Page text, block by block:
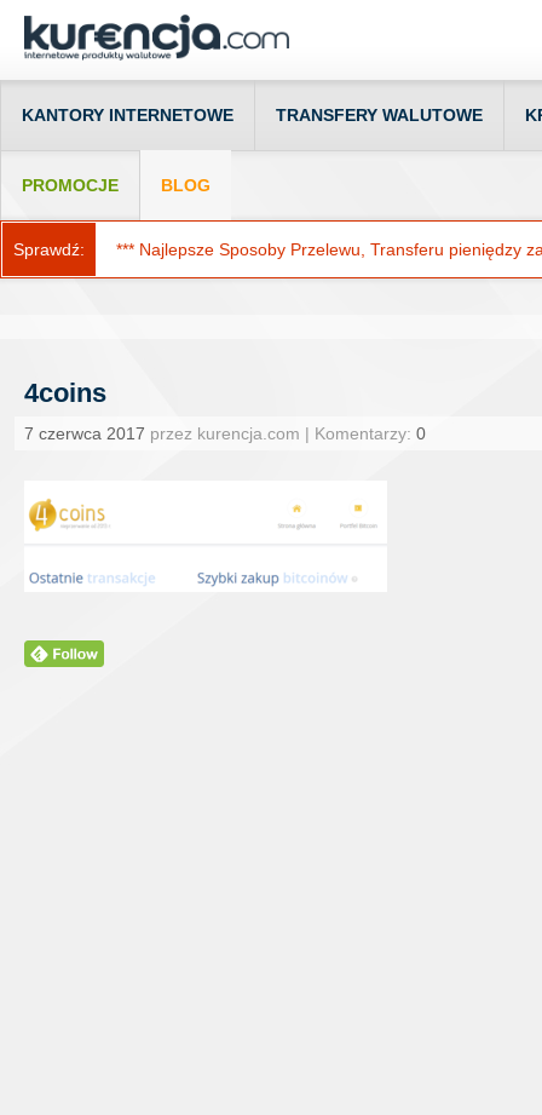
KANTORY INTERNETOWE TRANSFERY WALUTOWE
PROMOCJE BLOG
Sprawdź: *** Najlepsze Sposoby Przelewu, Transferu pieniędzy
4coins
7 czerwca 2017 przez kurencja.com | Komentarzy: 0